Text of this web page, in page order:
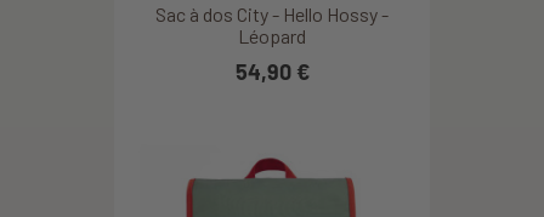
Sac à dos City - Hello Hossy -
Léopard
54,90 €